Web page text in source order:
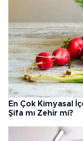
En Çok Kimyasal
Şifa mı Zehir mi?